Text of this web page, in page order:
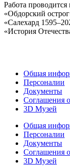
Работа проводится
«Обдорский
«Салехард
«История
Общая
Персоналии
Документы
Соглашения
3D Музей
Общая
Персоналии
Документы
Соглашения
3D Музей